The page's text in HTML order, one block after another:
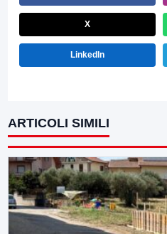
X
LinkedIn
ARTICOLI SIMILI